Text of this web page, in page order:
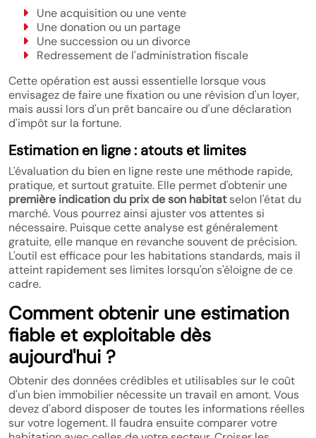
Une acquisition ou une vente
Une donation ou un partage
Une succession ou un divorce
Redressement de l'administration fiscale
Cette opération est aussi essentielle lorsque vous
envisagez de faire une fixation ou une révision d'un loyer,
mais aussi lors d'un prêt bancaire ou d'une déclaration
d'impôt sur la fortune.
Estimation en ligne : atouts et limites
L'évaluation du bien en ligne reste une méthode rapide,
pratique, et surtout gratuite. Elle permet d'obtenir une
première indication du prix de son habitatselon l'état du
marché. Vous pourrez ainsi ajuster vos attentes si
nécessaire. Puisque cette analyse est généralement
gratuite, elle manque en revanche souvent de précision.
L'outil est efficace pour les habitations standards, mais il
atteint rapidement ses limites lorsqu'on s'éloigne de ce
cadre.
Comment obtenir une estimation
fiable et exploitable dès
aujourd'hui ?
Obtenir des données crédibles et utilisables sur le coût
d'un bien immobilier nécessite un travail en amont. Vous
devez d'abord disposer de toutes les informations réelles
sur votre logement. Il faudra ensuite comparer votre